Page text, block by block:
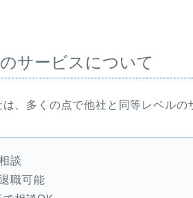
サービスについて
、多くの点で他社と同等レベルの
談
職可能